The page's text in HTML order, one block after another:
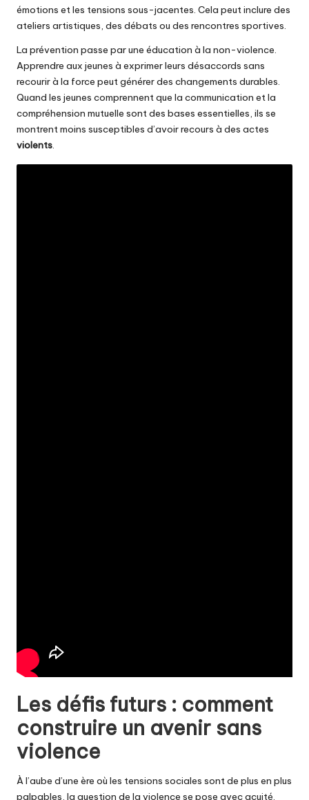
émotions et les tensions sous-jacentes. Cela peut inclure des
ateliers artistiques, des débats ou des rencontres sportives.
La prévention passe par une éducation à la non-violence.
Apprendre aux jeunes à exprimer leurs désaccords sans
recourir à la force peut générer des changements durables.
Quand les jeunes comprennent que la communication et la
compréhension mutuelle sont des bases essentielles, ils se
montrent moins susceptibles d’avoir recours à des actes
violents.
Les défis futurs : comment
construire un avenir sans
violence
À l’aube d’une ère où les tensions sociales sont de plus en plus
palpables, la question de la violence se pose avec acuité.